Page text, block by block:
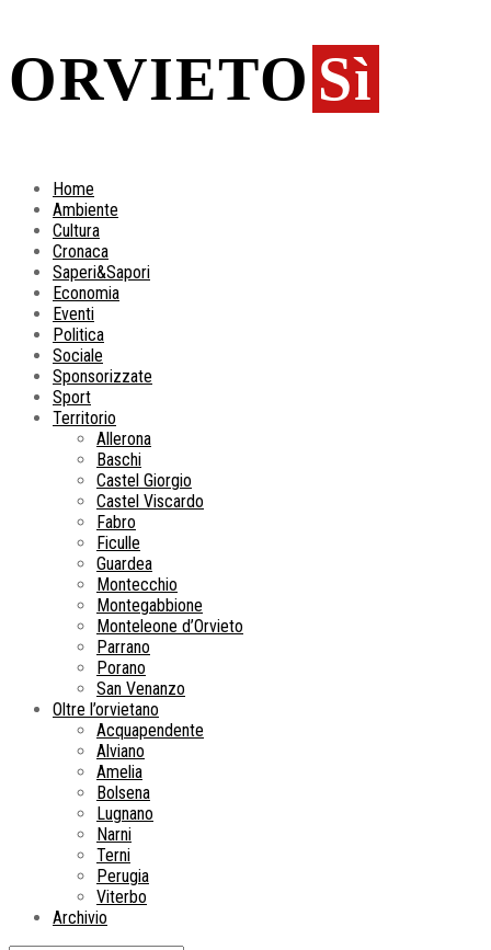
ORVIETO Sì
Home
Ambiente
Cultura
Cronaca
Saperi&Sapori
Economia
Eventi
Politica
Sociale
Sponsorizzate
Sport
Territorio
Allerona
Baschi
Castel Giorgio
Castel Viscardo
Fabro
Ficulle
Guardea
Montecchio
Montegabbione
Monteleone d’Orvieto
Parrano
Porano
San Venanzo
Oltre l’orvietano
Acquapendente
Alviano
Amelia
Bolsena
Lugnano
Narni
Terni
Perugia
Viterbo
Archivio